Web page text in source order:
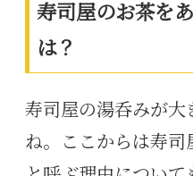
寿司屋のお茶を
は？
寿司屋の湯呑みが大
ね。ここからは寿司